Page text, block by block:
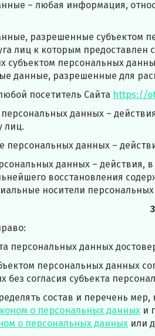
– любая информация,
разрешенные субъектом
лиц к которым
субъектом персональных
данные, разрешенные для
посетитель Сайта https://
персональных данных –
лиц.
персональных данных –
данных – действия,
восстановления
носители
персональных данных
персональных данных
без согласия субъекта
состав и перечень
о персональных данных и
о персональных данных или